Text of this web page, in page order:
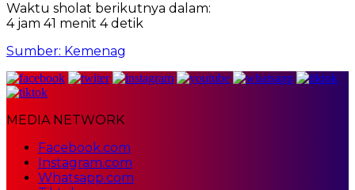
Waktu sholat berikutnya dalam:
4 jam 41 menit 4 detik
Sumber: Kemenag
MEDIA NETWORK
Facebook.com
Instagram.com
Whatsapp.com